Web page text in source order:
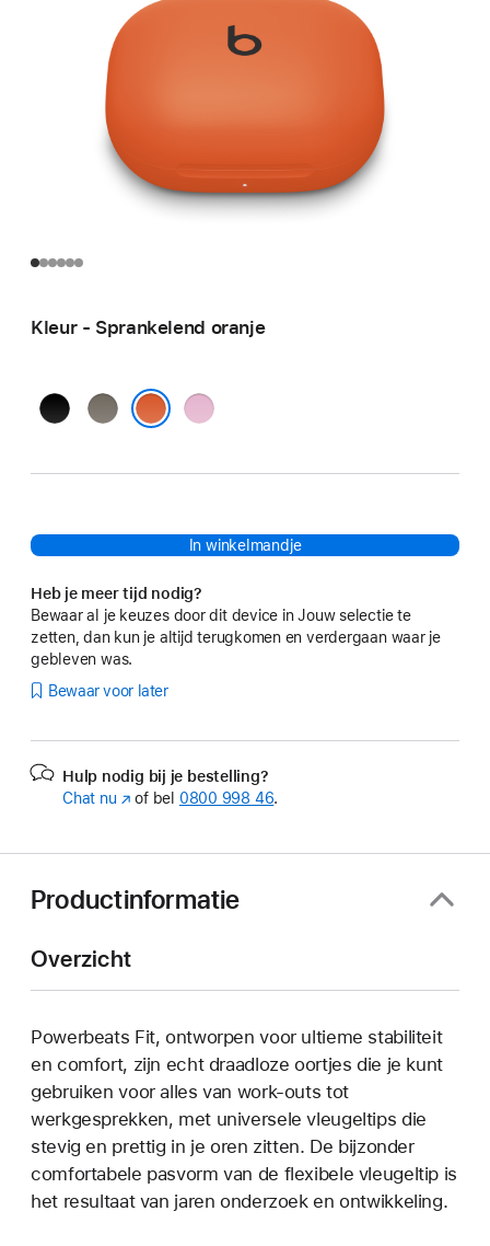
Kleur - Sprankelend oranje
GitzwartRotsgrijs
Krachtig
In winkelmandje
Heb je meer tijd nodig?
Bewaar al je keuzes door dit device in Jouw selectie te
zetten, dan kun je altijd terugkomen en verdergaan waar je
gebleven was.
Bewaar voor later
Hulp nodig bij je bestelling?
Chat nu (Wordt
of bel 0800 998 46.
Productinformatie
Overzicht
Powerbeats Fit, ontworpen voor ultieme stabiliteit
en comfort, zijn echt draadloze oortjes die je kunt
gebruiken voor alles van work-outs tot
werkgesprekken, met universele vleugel­tips die
stevig en prettig in je oren zitten. De bijzonder
comfortabele pasvorm van de flexibele vleugeltip is
het resultaat van jaren onderzoek en ontwikkeling.